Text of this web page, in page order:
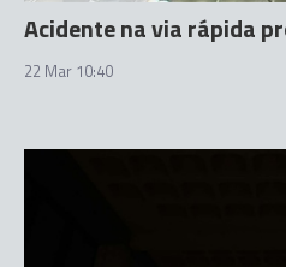
Acidente na via rápida
22 Mar 10:40